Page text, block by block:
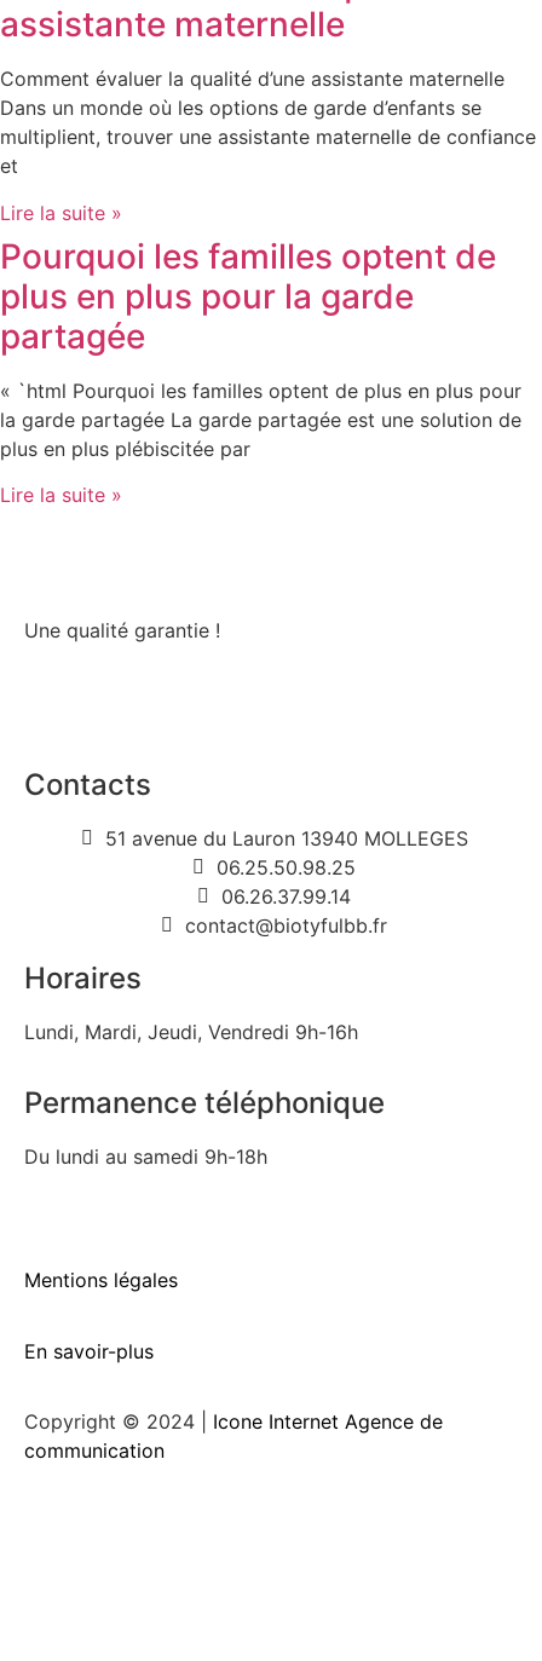
assistante maternelle
Comment évaluer la qualité d’une assistante maternelle
Dans un monde où les options de garde d’enfants se
multiplient, trouver une assistante maternelle de confiance
et
Lire la suite »
Pourquoi les familles optent de
plus en plus pour la garde
partagée
« `html Pourquoi les familles optent de plus en plus pour
la garde partagée La garde partagée est une solution de
plus en plus plébiscitée par
Lire la suite »
Une qualité garantie !
Contacts
51 avenue du Lauron 13940 MOLLEGES
06.25.50.98.25
06.26.37.99.14
contact@biotyfulbb.fr
Horaires
Lundi, Mardi, Jeudi, Vendredi 9h-16h
Permanence téléphonique
Du lundi au samedi 9h-18h
Mentions légales
En savoir-plus
Copyright © 2024 |
Icone Internet Agence de
communication